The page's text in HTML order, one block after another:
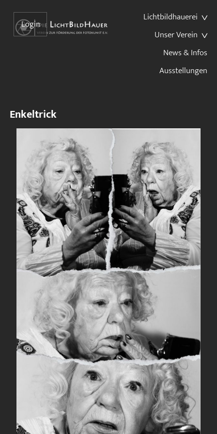
Lichtbildhauerei
Unser Verein
News & Infos
Ausstellungen
Login
Enkeltrick